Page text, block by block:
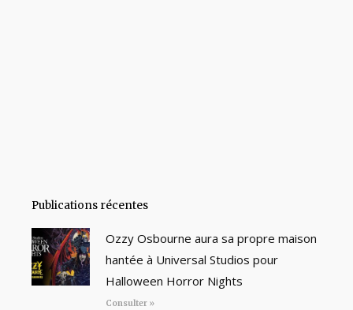
Publications récentes
Ozzy Osbourne aura sa propre maison
hantée à Universal Studios pour
Halloween Horror Nights
Consulter »